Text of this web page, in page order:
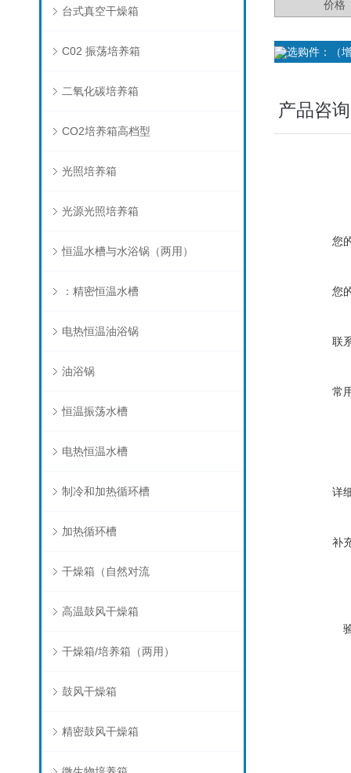
台式真空干燥箱
C02 振荡培养箱
二氧化碳培养箱
CO2培养箱高档型
光照培养箱
光源光照培养箱
恒温水槽与水浴锅（两用）
：精密恒温水槽
电热恒温油浴锅
油浴锅
恒温振荡水槽
电热恒温水槽
制冷和加热循环槽
加热循环槽
干燥箱（自然对流
高温鼓风干燥箱
干燥箱/培养箱（两用）
鼓风干燥箱
精密鼓风干燥箱
价格
选购件：（
产品咨询
您
您
联
常
详
补